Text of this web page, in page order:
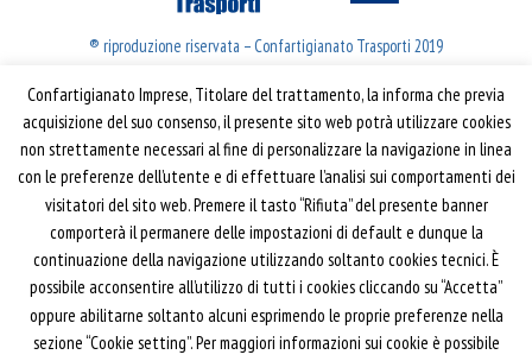
® riproduzione riservata – Confartigianato Trasporti 2019
Confartigianato Trasporti
Via S. Giovanni in Laterano, 152 | 00184 Roma
T: 06 70374.275
trasporti@confartigianato.it
confartigianatotrasporti@pec.it
Privacy e Cookie Policy
Informativa
Confartigianato Imprese, Titolare del trattamento, la informa che previa
acquisizione del suo consenso, il presente sito web potrà utilizzare cookies
non strettamente necessari al fine di personalizzare la navigazione in linea
con le preferenze dell’utente e di effettuare l’analisi sui comportamenti dei
visitatori del sito web. Premere il tasto “Rifiuta” del presente banner
comporterà il permanere delle impostazioni di default e dunque la
continuazione della navigazione utilizzando soltanto cookies tecnici. È
possibile acconsentire all’utilizzo di tutti i cookies cliccando su “Accetta”
oppure abilitarne soltanto alcuni esprimendo le proprie preferenze nella
sezione “Cookie setting”. Per maggiori informazioni sui cookie è possibile